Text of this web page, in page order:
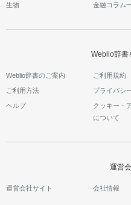
生物 金融コラム
Weblio辞書
Weblio辞書のご案内 ご利用規約
ご利用方法 プライバシ
ヘルプ
クッキー・
について
運営
運営会社サイト 会社情報